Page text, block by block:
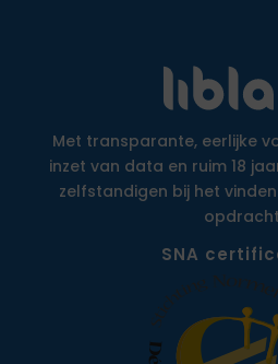
Met transparante, eerlijke
inzet van data en ruim 18
zelfstandigen bij het
SNA